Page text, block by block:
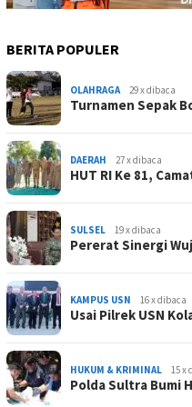
BERITA POPULER
OLAHRAGA 29 x dibaca
Turnamen Sepak
DAERAH 27 x dibaca
HUT RI Ke 81,
SULSEL 19 x dibaca
Pererat Sinergi
KAMPUS USN 16 x dibaca
Usai Pilrek USN
HUKUM & KRIMINAL 15 x
Polda Sultra Bumi